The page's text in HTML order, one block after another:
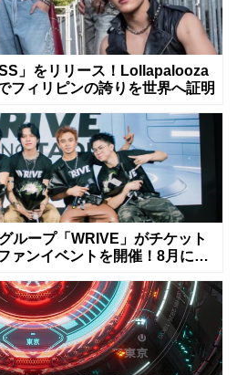
」をリリース！Lollapalooza
フィリピンの誇りを世界へ証明
ループ「WRIVE」がチケット
ァンイベントを開催！8月に新